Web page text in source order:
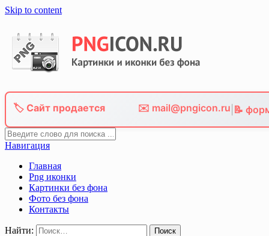
Skip to content
🏷️ Сайт продается ✉️ mail@pngicon.ru 📝
Навигация
Главная
Png иконки
Картинки без фона
Фото без фона
Контакты
Найти: